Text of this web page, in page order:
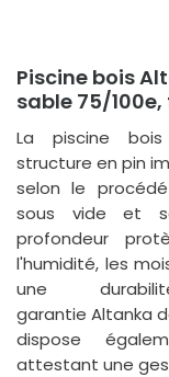
Piscine bois
sable 75/
La piscine
structure en pin
selon le procédé
sous vide et
profondeur
l'humidité, les
une
garantie Altanka
dispose
attestant une